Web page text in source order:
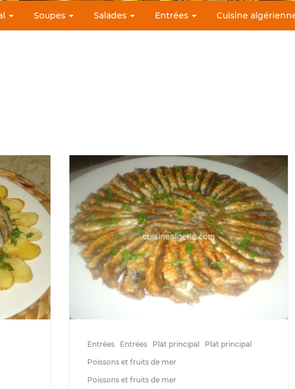
Soupes Salades Entrées Cuisine
Entrées Entrées Plat principal
Plat principal
Poissons et fruits de mer
Poissons et fruits de mer